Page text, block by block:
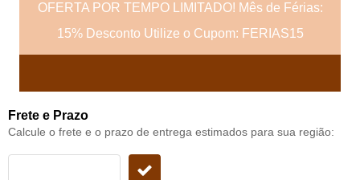
OFERTA POR TEMPO LIMITADO! Mês de Férias:
15% Desconto Utilize o Cupom: FERIAS15
Frete e Prazo
Calcule o frete e o prazo de entrega estimados para sua região: